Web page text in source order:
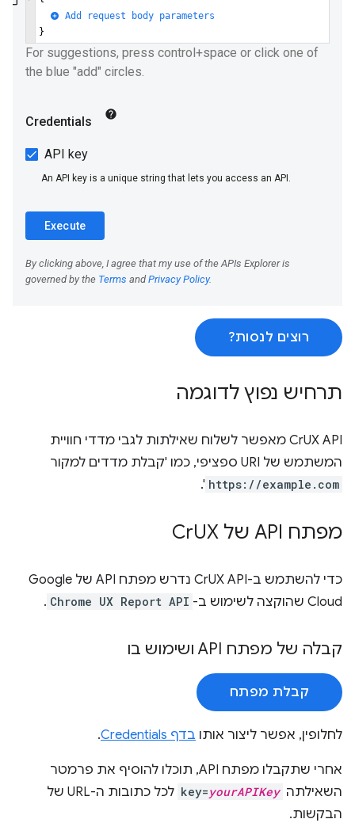
רוצים לנסות?
תרחיש נפוץ לדוגמה
‏CrUX API מאפשר לשלוח שאילתות לגבי מדדי חוויית
המשתמש של URI ספציפי, כמו 'קבלת מדדים למקור
https://example.com
'.
מפתח API של Cr UX
כדי להשתמש ב-CrUX API נדרש מפתח API של Google
Cloud שהוקצה לשימוש ב-
Chrome UX Report API
.
קבלה של מפתח API ושימוש בו
קבלת מפתח
לחלופין, אפשר ליצור אותו בדף Credentials .
אחרי שתקבלו מפתח API, תוכלו להוסיף את פרמטר
השאילתה
key=yourAPIKey
לכל כתובות ה-URL של
הבקשות.